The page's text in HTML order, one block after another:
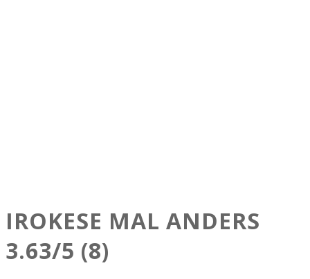
IROKESE MAL ANDERS
3.63/5 (8)